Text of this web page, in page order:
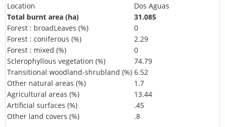
Location
Dos Aguas
Total burnt area (ha)
31.085
Forest : broadLeaves (%)
0
Forest : coniferous (%)
2.29
Forest : mixed (%)
0
Sclerophyllous vegetation (%)
74.79
Transitional woodland-shrubland (%) 6.52
Other natural areas (%)
1.7
Agricultural areas (%)
13.44
Artificial surfaces (%)
.45
Other land covers (%)
.8